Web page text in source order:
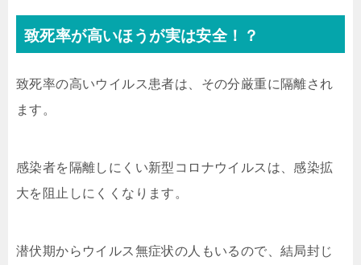
致死率が高いほうが実は安全！？
致死率の高いウイルス患者は、その分厳重に隔離され
ます。
感染者を隔離しにくい新型コロナウイルスは、感染拡
大を阻止しにくくなります。
潜伏期からウイルス無症状の人もいるので、結局封じ